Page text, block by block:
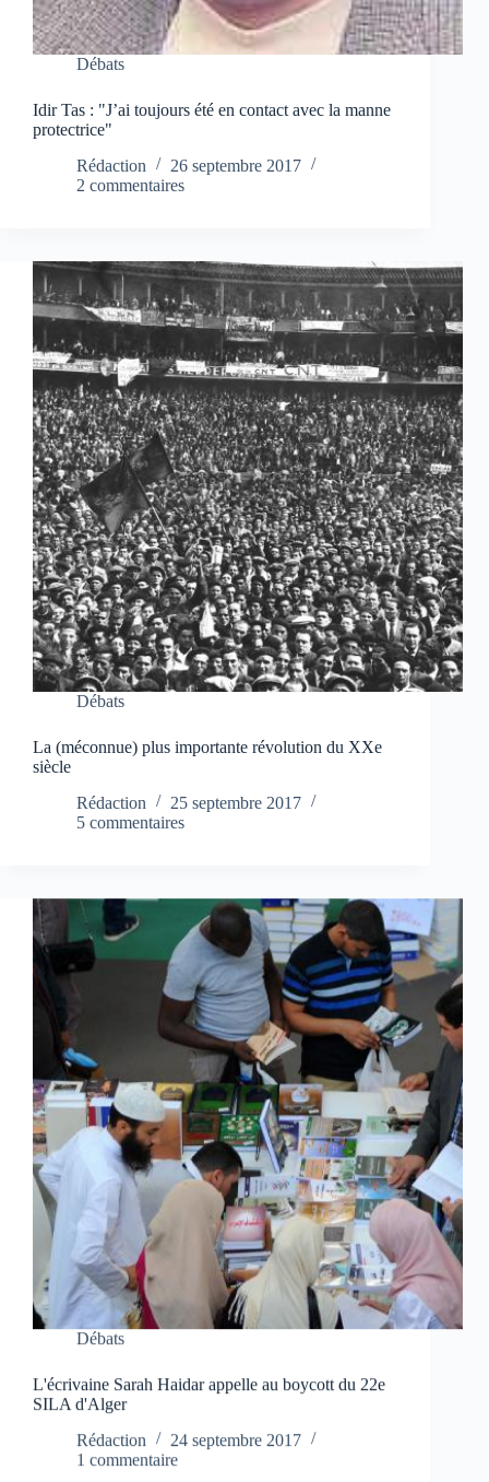
Débats
Idir Tas : "J’ai toujours été en contact avec la manne
protectrice"
Rédaction
26 septembre 2017
2 commentaires
Débats
La (méconnue) plus importante révolution du XXe
siècle
Rédaction
25 septembre 2017
5 commentaires
Débats
L'écrivaine Sarah Haidar appelle au boycott du 22e
SILA d'Alger
Rédaction
24 septembre 2017
1 commentaire